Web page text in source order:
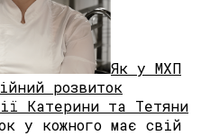
Як у МХП
розвиток
Катерини та Тетяни
у кожного має свій